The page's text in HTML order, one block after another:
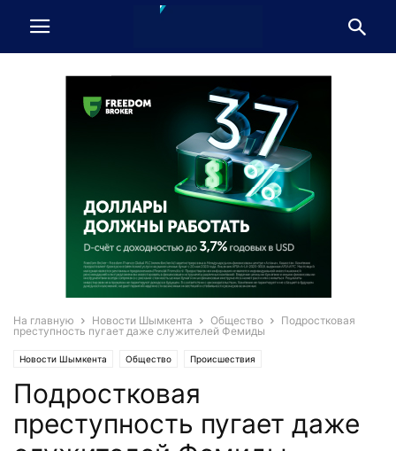
На главную Новости Шымкента Общество
Подростковая
преступность пугает даже служителей Фемиды
Новости Шымкента Общество Происшествия
Подростковая
преступность пугает даже